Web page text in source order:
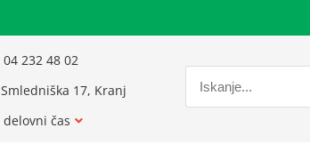
04 232 48 02
Smledniška 17, Kranj
delovni čas